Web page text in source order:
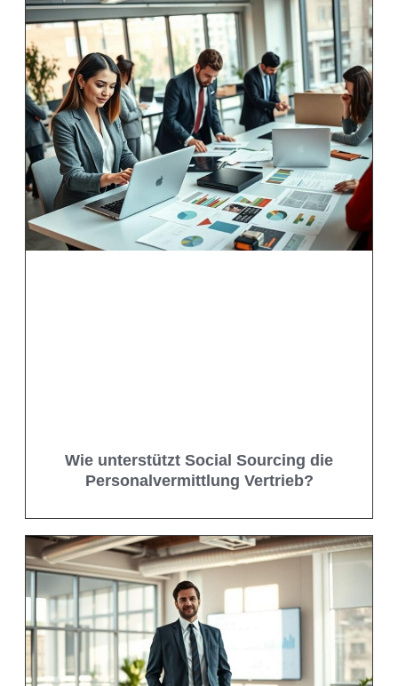
Wie unterstützt Social Sourcing die
Personalvermittlung Vertrieb?